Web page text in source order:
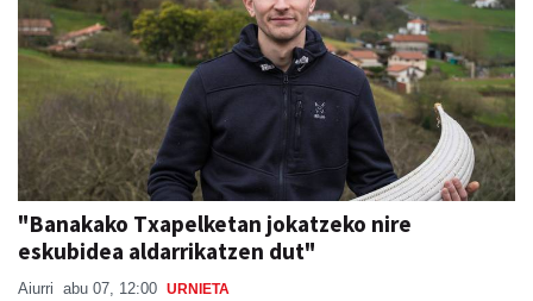
"Banakako Txapelketan jokatzeko nire
eskubidea aldarrikatzen dut"
Aiurri abu 07, 12:00 URNIETA